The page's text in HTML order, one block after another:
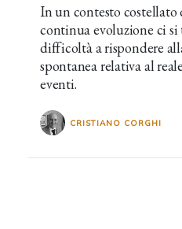
In un contesto
continua evoluzione ci si
difficoltà a rispondere
spontanea relativa al
eventi.
CRISTIANO CORGHI